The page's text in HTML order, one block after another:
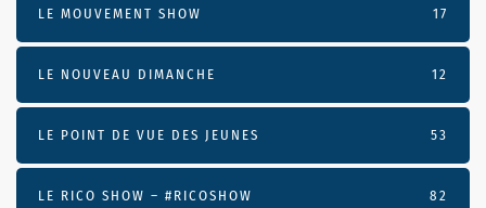
LE MOUVEMENT SHOW 17
LE NOUVEAU DIMANCHE 12
LE POINT DE VUE DES JEUNES 53
LE RICO SHOW – #RICOSHOW 82